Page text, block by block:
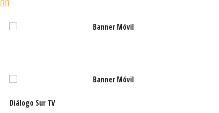
ambas comunas. Para el viernes, la comitiva realizará una
Climática de Punta Arenas, explicó la importancia de que
Diálogo Sur TV